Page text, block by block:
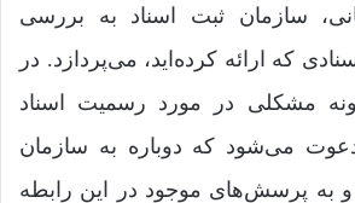
سازمان ثبت اسناد به بررسی
که ارائه کرده‌اید، می‌پردازد. در
مشکلی در مورد رسمیت اسناد
می‌شود که دوباره به سازمان
و به پرسش‌های موجود در این رابطه